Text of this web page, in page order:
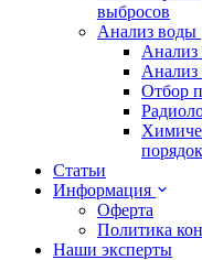
выбросов
Анализ воды
Анализ
Отбор
Статьи
Информация
Оферта
Политика
Наши эксперты